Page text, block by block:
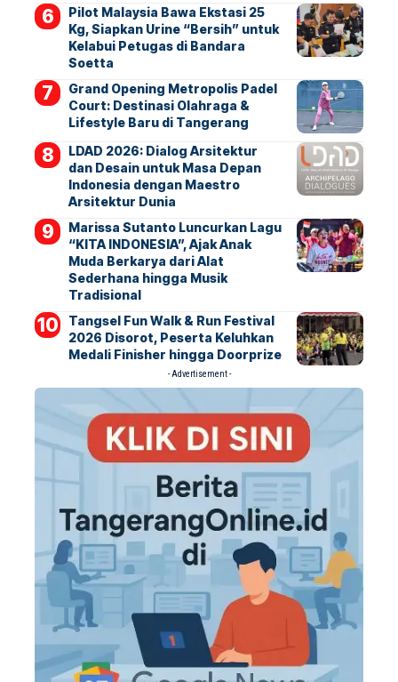
Pilot Malaysia Bawa Ekstasi 25
Kg, Siapkan Urine “Bersih” untuk
Kelabui Petugas di Bandara
Soetta
Grand Opening Metropolis Padel
Court: Destinasi Olahraga &
Lifestyle Baru di Tangerang
LDAD 2026: Dialog Arsitektur
dan Desain untuk Masa Depan
Indonesia dengan Maestro
Arsitektur Dunia
Marissa Sutanto Luncurkan Lagu
“KITA INDONESIA”, Ajak Anak
Muda Berkarya dari Alat
Sederhana hingga Musik
Tradisional
Tangsel Fun Walk & Run Festival
2026 Disorot, Peserta Keluhkan
Medali Finisher hingga Doorprize
- Advertisement -